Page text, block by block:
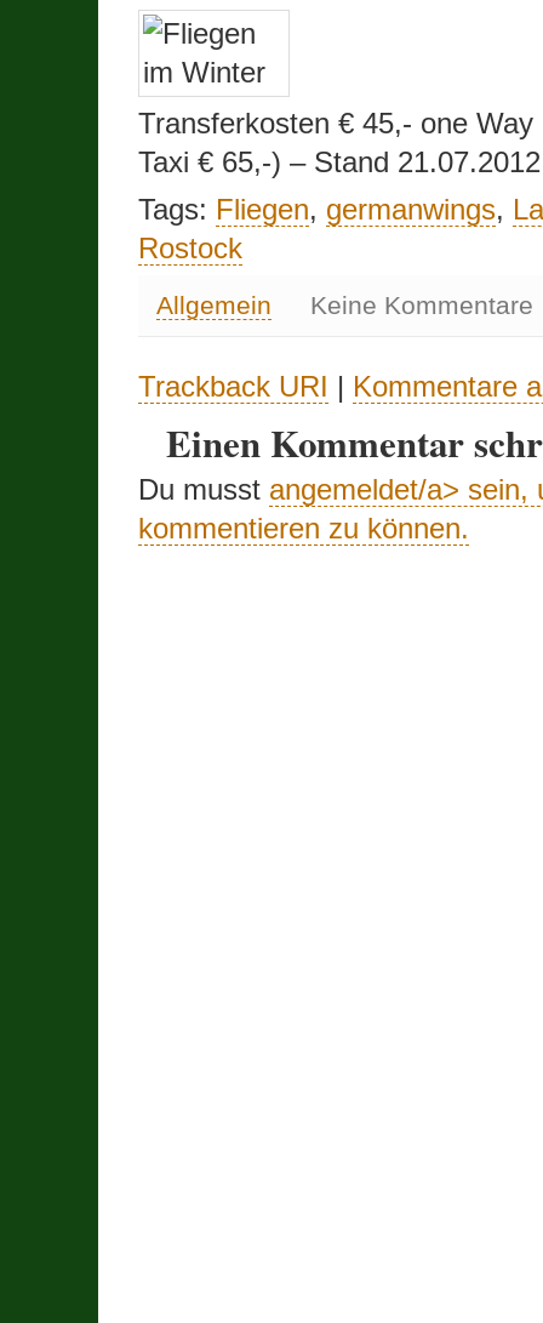
Transferkosten € 45,- one Way
Taxi € 65,-) – Stand 21.07.2012
Tags: Fliegen, germanwings,
Rostock
Allgemein Keine Kommentare
Trackback URI | Kommentare
Einen Kommentar
Du musst angemeldet/a> sein,
kommentieren zu können.